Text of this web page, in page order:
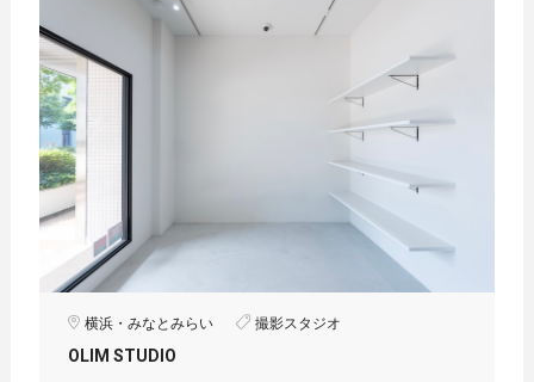
横浜・みなとみらい 撮影スタジオ
OLIM STUDIO